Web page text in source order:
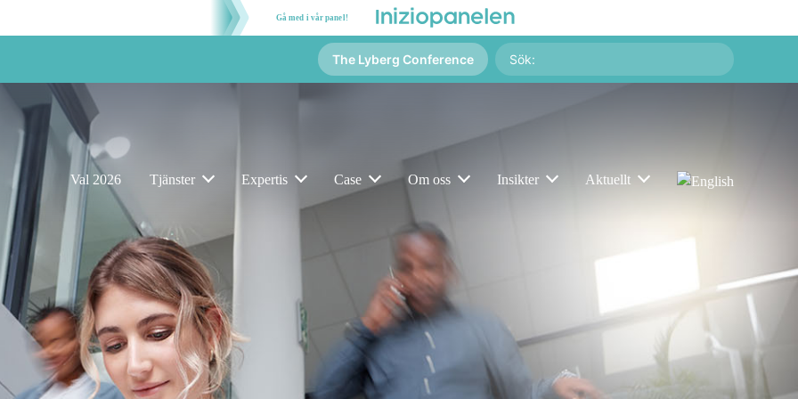
Gå med i vår panel!
The Lyberg Conference
Sök
på:
Val 2026 Tjänster Expertis Case Om oss Insikter Aktuellt